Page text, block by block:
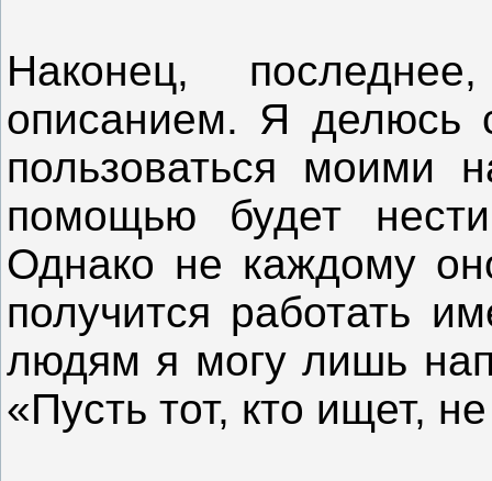
Наконец,
описанием. Я делюсь
пользоваться моими
помощью будет
Однако не каждому
получится работать
людям я могу лишь
«Пусть тот, кто ищет,